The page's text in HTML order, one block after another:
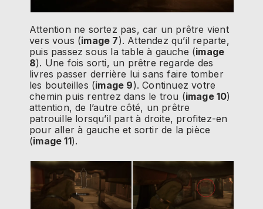
Attention ne sortez pas, car un prêtre vient
vers vous (image 7). Attendez qu’il reparte,
puis passez sous la table à gauche (image
8). Une fois sorti, un prêtre regarde des
livres passer derrière lui sans faire tomber
les bouteilles (image 9). Continuez votre
chemin puis rentrez dans le trou (image 10)
attention, de l’autre côté, un prêtre
patrouille lorsqu’il part à droite, profitez-en
pour aller à gauche et sortir de la pièce
(image 11).